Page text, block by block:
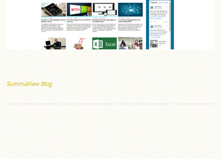
SummaView Blog